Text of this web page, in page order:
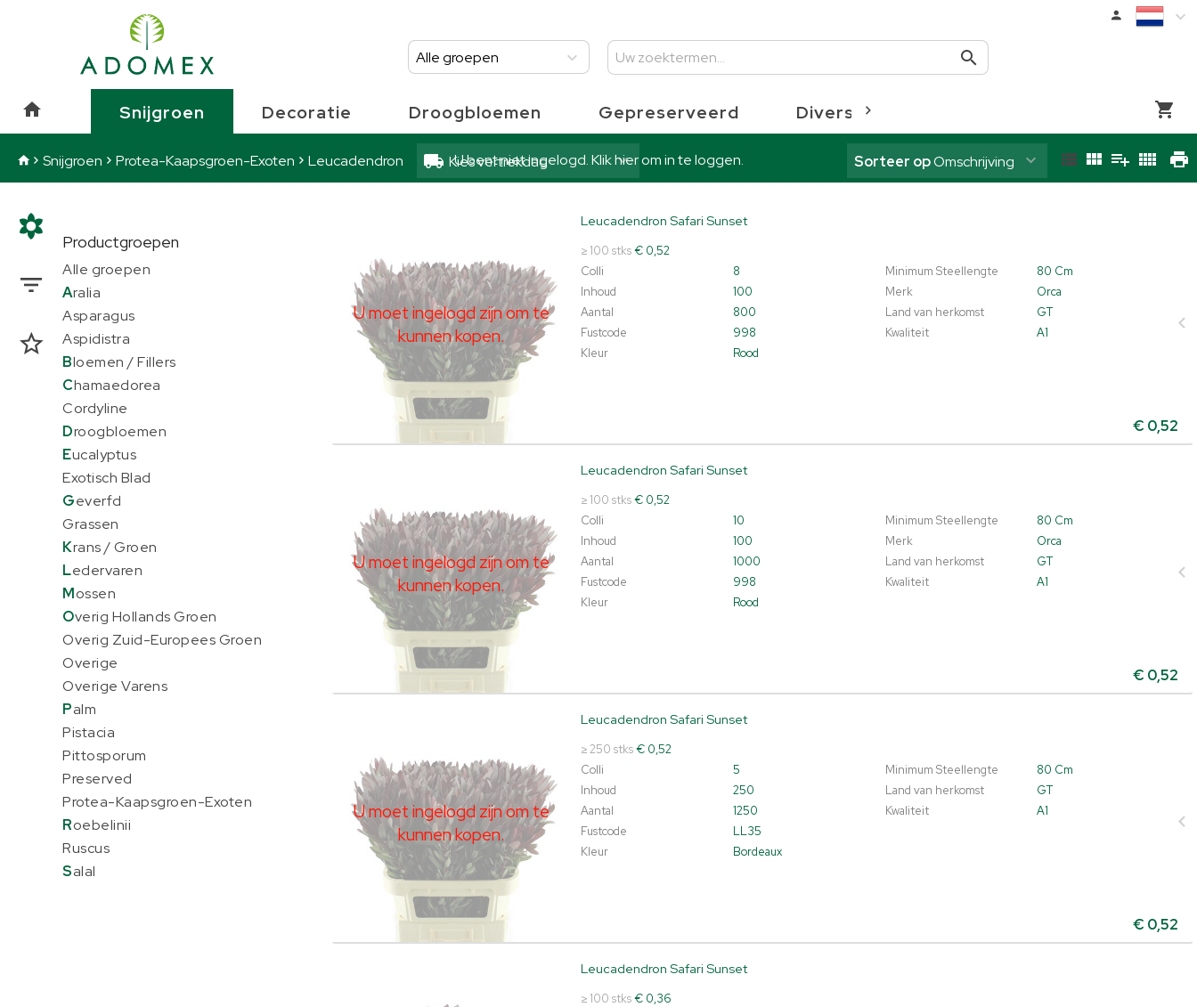
Alle groepen
Snijgroen Decoratie Droogbloemen Gepreserveerd Diversen
Snijgroen
Protea-Kaapsgroen-Exoten
Snijgroen Protea-Kaapsgroen-Exoten Leucadendron Kies vertrekdag
U bent niet ingelogd. Klik hier om in te loggen. Sorteer opOmschrijving
Productgroepen
Alle groepen
Aralia
Asparagus
Aspidistra
Bloemen / Fillers
Chamaedorea
Cordyline
Droogbloemen
Eucalyptus
Exotisch Blad
Geverfd
Grassen
Krans / Groen
Ledervaren
Mossen
Overig Hollands Groen
Overig Zuid-Europees Groen
Overige
Overige Varens
Palm
Pistacia
Pittosporum
Preserved
Protea-Kaapsgroen-Exoten
Roebelinii
Ruscus
Salal
U moet ingelogd zijn om te
kunnen kopen.
Leucadendron Safari Sunset
≥ 100 stks€ 0,52
Colli
8 Minimum Steellengte
80 Cm
Inhoud
100 Merk
Orca
Aantal
800 Land van herkomst
GT
Fustcode
998 Kwaliteit
A1
Kleur
Rood
€ 0,52
U moet ingelogd zijn om te kunnen kopen.Klik hier om in te loggen.
U moet ingelogd zijn om te
kunnen kopen.
Leucadendron Safari Sunset
≥ 100 stks€ 0,52
Colli
10 Minimum Steellengte
80 Cm
Inhoud
100 Merk
Orca
Aantal
1000 Land van herkomst
GT
Fustcode
998 Kwaliteit
A1
Kleur
Rood
€ 0,52
U moet ingelogd zijn om te kunnen kopen.Klik hier om in te loggen.
U moet ingelogd zijn om te
kunnen kopen.
Leucadendron Safari Sunset
≥ 250 stks€ 0,52
Colli
5 Minimum Steellengte
80 Cm
Inhoud
250 Land van herkomst
GT
Aantal
1250 Kwaliteit
A1
Fustcode
LL35
Kleur
Bordeaux
€ 0,52
U moet ingelogd zijn om te kunnen kopen.Klik hier om in te loggen.
Leucadendron Safari Sunset
≥ 100 stks€ 0,36
U moet ingelogd zijn om te kunnen kopen.Klik hier om in te loggen.